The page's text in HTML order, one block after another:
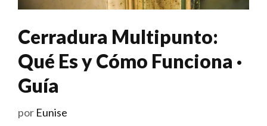
Cerradura Multipunto:
Qué Es y Cómo Funciona ·
Guía
por Eunise